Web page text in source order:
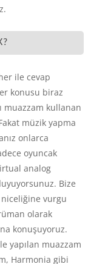
ile cevap
konusu biraz
muazzam kullanan
müzik yapma
onlarca
oyuncak
analog
Bize
vurgu
olarak
konuşuyoruz.
yapılan muazzam
Harmonia gibi